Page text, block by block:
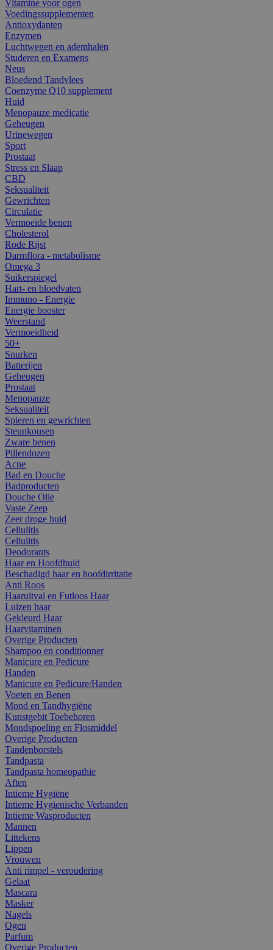
Vitamine voor ogen
Voedingssupplementen
Antioxydanten
Enzymen
Luchtwegen en ademhalen
Studeren en Examens
Neus
Bloedend Tandvlees
Coenzyme Q10 supplement
Huid
Menopauze medicatie
Geheugen
Urinewegen
Sport
Prostaat
Stress en Slaap
CBD
Seksualiteit
Gewrichten
Circulatie
Vermoeide benen
Cholesterol
Rode Rijst
Darmflora - metabolisme
Omega 3
Suikerspiegel
Hart- en bloedvaten
Immuno - Energie
Energie booster
Weerstand
Vermoeidheid
50+
Snurken
Batterijen
Geheugen
Prostaat
Menopauze
Seksualiteit
Spieren en gewrichten
Steunkousen
Zware benen
Pillendozen
Acne
Bad en Douche
Badproducten
Douche Olie
Vaste Zeep
Zeer droge huid
Cellulitis
Cellulitis
Deodorants
Haar en Hoofdhuid
Beschadigd haar en hoofdirritatie
Anti Roos
Haaruitval en Futloos Haar
Luizen haar
Gekleurd Haar
Haarvitaminen
Overige Producten
Shampoo en conditionner
Manicure en Pedicure
Handen
Manicure en Pedicure/Handen
Voeten en Benen
Mond en Tandhygiëne
Kunstgebit Toebehoren
Mondspoeling en Flosmiddel
Overige Producten
Tandenborstels
Tandpasta
Tandpasta homeopathie
Aften
Intieme Hygiëne
Intieme Hygienische Verbanden
Intieme Wasproducten
Mannen
Littekens
Lippen
Vrouwen
Anti rimpel - veroudering
Gelaat
Mascara
Masker
Nagels
Ogen
Parfum
Overige Producten